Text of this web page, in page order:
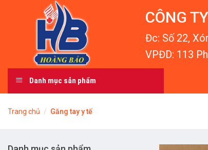
CÔNG
Đc: Số 22,
VPĐD: 113
Danh mục sản phẩm
Trang chủ / Găng tay y tế